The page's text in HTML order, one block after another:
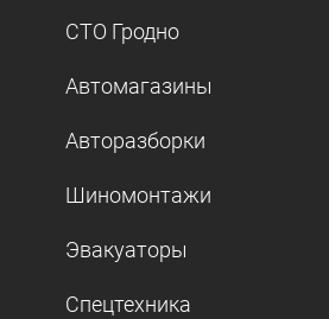
СТО Гродно
Автомагазины
Авторазборки
Шиномонтажи
Эвакуаторы
Спецтехника